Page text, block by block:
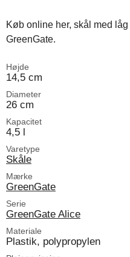
Køb online her, skål med
GreenGate.
Højde
14,5 cm
Diameter
26 cm
Kapacitet
4,5 l
Varetype
Skåle
Mærke
GreenGate
Serie
GreenGate Alice
Materiale
Plastik, polypropylen